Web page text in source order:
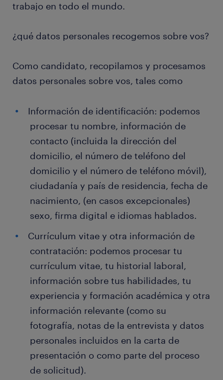
trabajo en todo el mundo.
¿qué datos personales recogemos sobre vos?
Como candidato, recopilamos y procesamos
datos personales sobre vos, tales como
Información de identificación: podemos
procesar tu nombre, información de
contacto (incluida la dirección del
domicilio, el número de teléfono del
domicilio y el número de teléfono móvil),
ciudadanía y país de residencia, fecha de
nacimiento, (en casos excepcionales)
sexo, firma digital e idiomas hablados.
Currículum vitae y otra información de
contratación: podemos procesar tu
currículum vitae, tu historial laboral,
información sobre tus habilidades, tu
experiencia y formación académica y otra
información relevante (como su
fotografía, notas de la entrevista y datos
personales incluidos en la carta de
presentación o como parte del proceso
de solicitud).